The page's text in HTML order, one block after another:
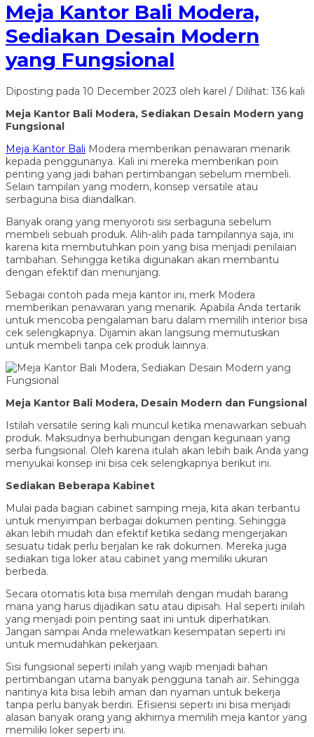
Meja Kantor Bali Modera,
Sediakan Desain Modern
yang Fungsional
Diposting pada 10 December 2023 oleh karel / Dilihat: 136 kali
Meja Kantor Bali Modera, Sediakan Desain Modern yang
Fungsional
Meja Kantor Bali Modera memberikan penawaran menarik
kepada penggunanya. Kali ini mereka memberikan poin
penting yang jadi bahan pertimbangan sebelum membeli.
Selain tampilan yang modern, konsep versatile atau
serbaguna bisa diandalkan.
Banyak orang yang menyoroti sisi serbaguna sebelum
membeli sebuah produk. Alih-alih pada tampilannya saja, ini
karena kita membutuhkan poin yang bisa menjadi penilaian
tambahan. Sehingga ketika digunakan akan membantu
dengan efektif dan menunjang.
Sebagai contoh pada meja kantor ini, merk Modera
memberikan penawaran yang menarik. Apabila Anda tertarik
untuk mencoba pengalaman baru dalam memilih interior bisa
cek selengkapnya. Dijamin akan langsung memutuskan
untuk membeli tanpa cek produk lainnya.
Meja Kantor Bali Modera, Desain Modern dan Fungsional
Istilah versatile sering kali muncul ketika menawarkan sebuah
produk. Maksudnya berhubungan dengan kegunaan yang
serba fungsional. Oleh karena itulah akan lebih baik Anda yang
menyukai konsep ini bisa cek selengkapnya berikut ini.
Sediakan Beberapa Kabinet
Mulai pada bagian cabinet samping meja, kita akan terbantu
untuk menyimpan berbagai dokumen penting. Sehingga
akan lebih mudah dan efektif ketika sedang mengerjakan
sesuatu tidak perlu berjalan ke rak dokumen. Mereka juga
sediakan tiga loker atau cabinet yang memiliki ukuran
berbeda.
Secara otomatis kita bisa memilah dengan mudah barang
mana yang harus dijadikan satu atau dipisah. Hal seperti inilah
yang menjadi poin penting saat ini untuk diperhatikan.
Jangan sampai Anda melewatkan kesempatan seperti ini
untuk memudahkan pekerjaan.
Sisi fungsional seperti inilah yang wajib menjadi bahan
pertimbangan utama banyak pengguna tanah air. Sehingga
nantinya kita bisa lebih aman dan nyaman untuk bekerja
tanpa perlu banyak berdiri. Efisiensi seperti ini bisa menjadi
alasan banyak orang yang akhirnya memilih meja kantor yang
memiliki loker seperti ini.